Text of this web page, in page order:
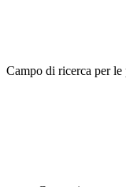
Campo di ricerca per le